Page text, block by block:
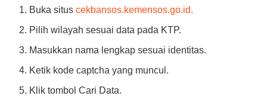
Buka situscekbansos.kemensos.go.id.
Pilih wilayah sesuai data pada KTP.
Masukkan nama lengkap sesuai identitas.
Ketik kode captcha yang muncul.
Klik tombol Cari Data.